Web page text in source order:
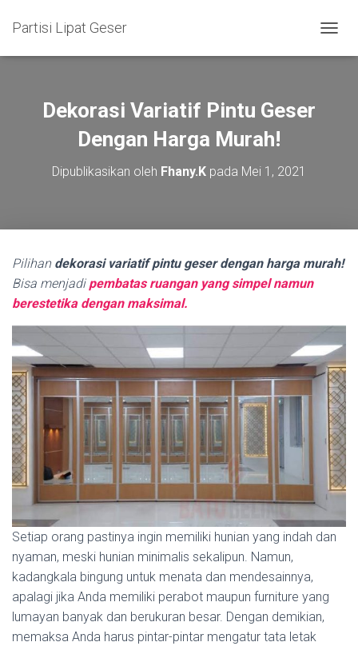
Partisi Lipat Geser
O
Dekorasi Variatif Pintu Geser
Dengan Harga Murah!
Dipublikasikan oleh Fhany.K pada Mei 1, 2021
Pilihan dekorasi variatif pintu geser dengan harga murah!
Bisa menjadi pembatas ruangan yang simpel namun
berestetika dengan maksimal.
Setiap orang pastinya ingin memiliki hunian yang indah dan
nyaman, meski hunian minimalis sekalipun. Namun,
kadangkala bingung untuk menata dan mendesainnya,
apalagi jika Anda memiliki perabot maupun furniture yang
lumayan banyak dan berukuran besar. Dengan demikian,
memaksa Anda harus pintar-pintar mengatur tata letak